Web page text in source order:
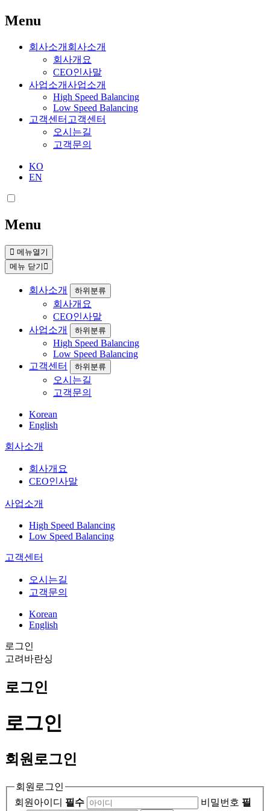
Menu
회사소개 회사소개
회사개요
CEO인사말
사업소개사업소개
High Speed Balancing
Low Speed Balancing
고객센터 고객센터
오시는길
고객문의
KO
EN
Menu
메뉴열기
메뉴 닫기
회사소개 하위분류
회사개요
CEO인사말
사업소개
하위분류
High Speed Balancing
Low Speed Balancing
고객센터
하위분류
오시는길
고객문의
Korean
English
회사소개
회사개요
CEO인사말
사업소개
High Speed Balancing
Low Speed Balancing
고객센터
오시는길
고객문의
Korean
English
로그인
고려 바란싱
로그인
로그인
회원 로그인
회원로그인
회원아이디 필수 비밀번호 필